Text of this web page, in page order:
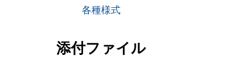
各種様式
添付ファイル